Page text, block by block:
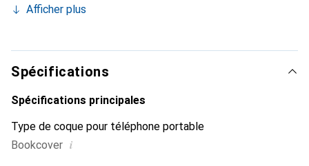
élégant et indispensable pour votre smartphone.
haute qualité, la marque Noreve est un choix sûr pour une
clientèle exigeante.
Afficher plus
Spécifications
Spécifications principales
Type de coque pour téléphone portable
Bookcover i